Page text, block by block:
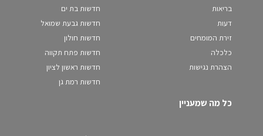
בריאות
דעות
זירת המומחים
כלכלה
הצהרת נגישות
חדשות בת ים
חדשות גבעת שמואל
חדשות חולון
חדשות פתח תקווה
חדשות ראשון לציון
חדשות רמת גן
כל מה שמעניין